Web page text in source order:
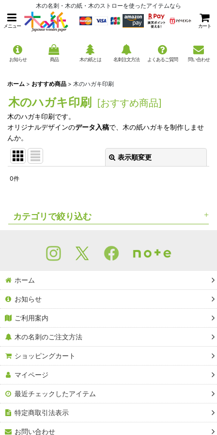
木の名刺・木の紙・木のストローを使ったアイテムなら
メニュー カート
お知らせ 商品 木の紙とは 名刺注文方法 よくあるご質問 問い合わせ
ホーム > おすすめ商品 > 木のハガキ印刷
木のハガキ印刷 [おすすめ商品]
木のハガキ印刷です。
オリジナルデザインのデータ入稿で、木の紙ハガキを制作しませ
んか。
表示順変更
表示数 :
0件
カテゴリで絞り込む
片面木・片面紙のタイプ
両面木のタイプ
ホーム
お知らせ
ご利用案内
木の名刺のご注文方法
ショッピングカート
マイページ
最近チェックしたアイテム
特定商取引法表示
お問い合わせ